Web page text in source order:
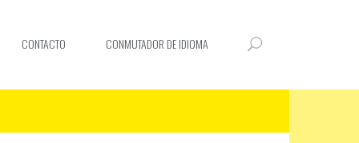
CONTACTO CONMUTADOR DE IDIOMA